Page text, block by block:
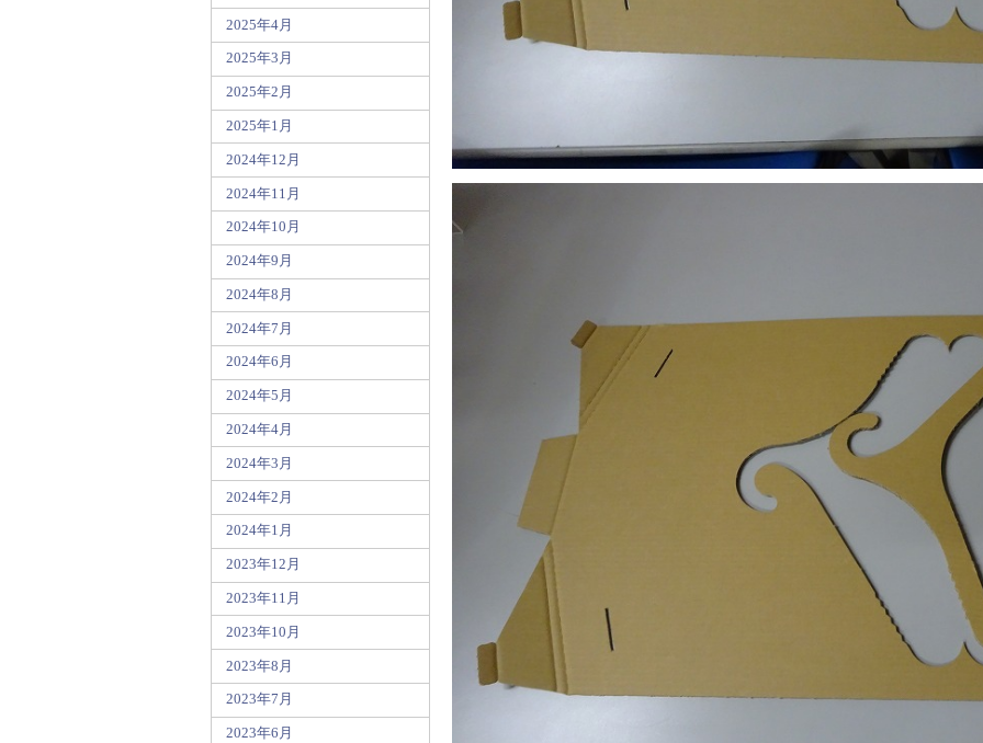
2025年4月
2025年3月
2025年2月
2025年1月
2024年12月
2024年11月
2024年10月
2024年9月
2024年8月
2024年7月
2024年6月
2024年5月
2024年4月
2024年3月
2024年2月
2024年1月
2023年12月
2023年11月
2023年10月
2023年8月
2023年7月
2023年6月